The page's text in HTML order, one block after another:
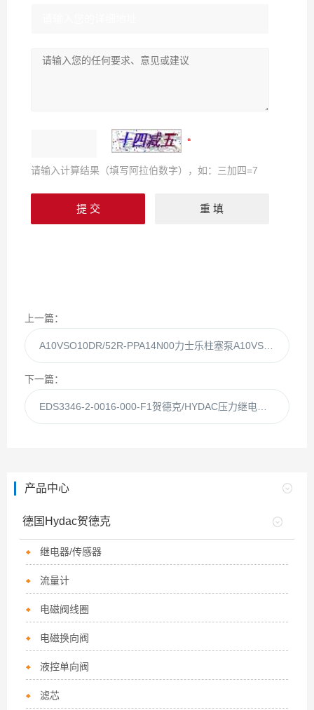
请输入计算结果（填写阿拉伯数字），如：三加四=7
上一篇：
下一篇：
产品中心
德国Hydac贺德克
继电器/传感器
流量计
电磁阀线圈
电磁换向阀
液控单向阀
滤芯